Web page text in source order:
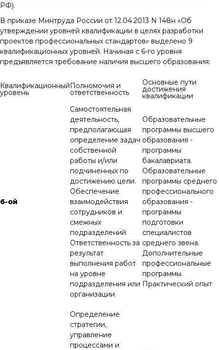
РФ).
В приказе Минтруда России от 12.04.2013 N 148н «Об
утверждении уровней квалификации в целях разработки
проектов профессиональных стандартов» выделено 9
квалификационных уровней. Начиная с 6-го уровня
предъявляется требование наличия высшего образования:
Квалификационный
уровень
Полномочия и
ответственность
Основные пути
достижения
квалификации
6-ой
Самостоятельная
деятельность,
предполагающая
определение задач
собственной
работы и/или
подчиненных по
достижению цели.
Обеспечение
взаимодействия
сотрудников и
смежных
подразделений
Ответственность за
результат
выполнения работ
на уровне
подразделения или
организации
Образовательные
программы высшего
образования -
программы
бакалавриата.
Образовательные
программы среднего
профессионального
образования -
программы
подготовки
специалистов
среднего звена.
Дополнительные
профессиональные
программы.
Практический опыт
Определение
стратегии,
управление
процессами и